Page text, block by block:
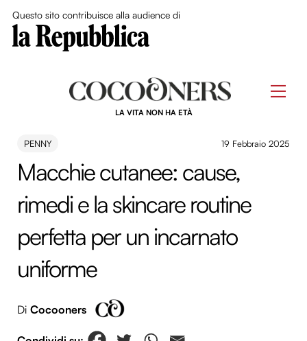
Questo sito contribuisce alla audience di
LA VITA NON HA ETÀ
PENNY 19 Febbraio 2025
Macchie cutanee: cause,
rimedi e la skincare routine
perfetta per un incarnato
uniforme
Di Cocooners